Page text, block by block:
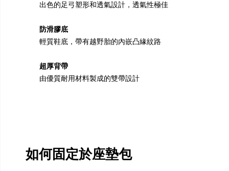
出色的足弓塑形和透氣設計，透氣性極佳
防滑膠底
輕質鞋底，帶有越野胎的內嵌凸緣紋路
超厚背帶
由優質耐用材料製成的雙帶設計
如何固定於座墊包